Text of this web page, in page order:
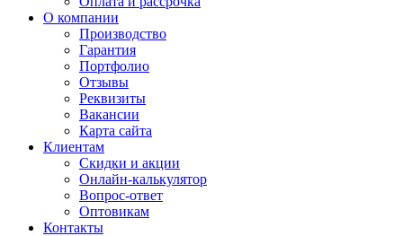
О компании
Производство
Гарантия
Портфолио
Отзывы
Реквизиты
Вакансии
Карта сайта
Клиентам
Скидки и акции
Онлайн-калькулятор
Вопрос-ответ
Оптовикам
Контакты